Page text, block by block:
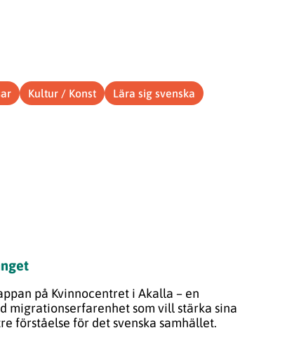
Kultur / Konst
Lära sig svenska
på Kvinnocentret i Akalla – en
migrationserfarenhet som vill stärka sina
förståelse för det svenska samhället.